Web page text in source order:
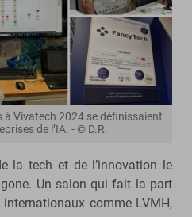
à Vivatech 2024 se définissaient
de l’IA. - © D.R.
la tech et de l’innovation le
Un salon qui fait la part
comme LVMH,